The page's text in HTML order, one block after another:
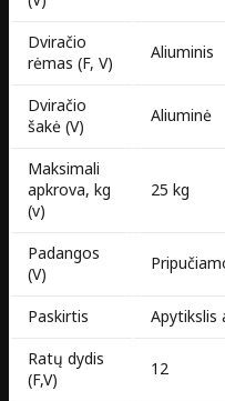
Dviračio
rėmas (F, V)
Aliuminis
Dviračio
šakė (V)
Aliuminė
Maksimali
apkrova, kg
(v)
25 kg
Padangos
(V)
Paskirtis
Apytikslis
Ratų dydis
(F,V)
12